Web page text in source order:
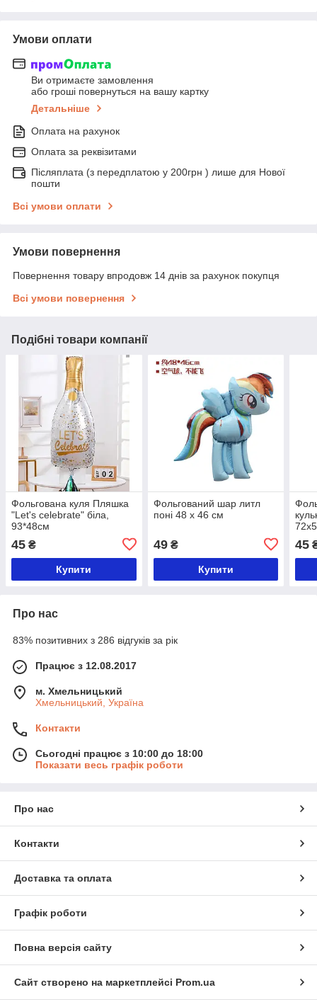
Умови оплати
Ви отримаєте замовлення
або гроші повернуться на вашу картку
Детальніше
Оплата на рахунок
Оплата за реквізитами
Післяплата (з передплатою у 200грн ) лише для Нової
пошти
Всі умови оплати
Умови повернення
Повернення товару впродовж 14 днів за рахунок покупця
Всі умови повернення
Подібні товари компанії
Фольгована куля Пляшка
"Let's celebrate" біла,
93*48см
45 ₴
Купити
Фольгований шар литл
поні 48 х 46 см
49₴
Купити
45
Про нас
83% позитивних з 286 відгуків за рік
Працює з 12.08.2017
м. Хмельницький
Хмельницький, Україна
Контакти
Сьогодні працює з 10:00 до 18:00
Показати весь графік роботи
Про нас
Контакти
Доставка та оплата
Графік роботи
Повна версія сайту
Сайт створено на маркетплейсі Prom.ua